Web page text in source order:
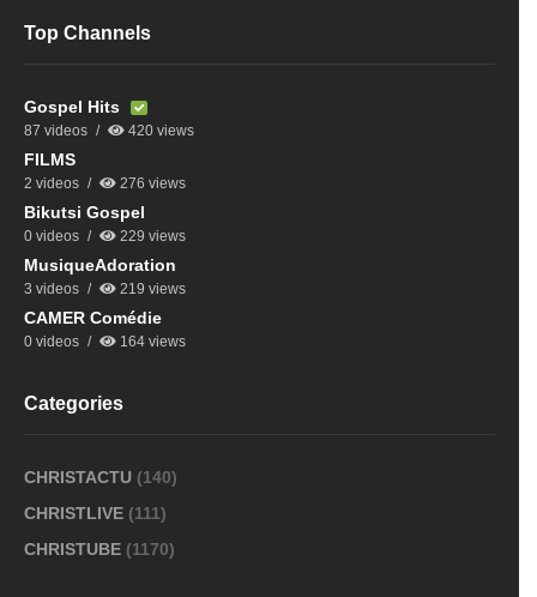
Top Channels
Gospel Hits
87 videos 420 views
FILMS
2 videos 276 views
Bikutsi Gospel
0 videos 229 views
MusiqueAdoration
3 videos 219 views
CAMER Comédie
0 videos 164 views
Categories
CHRISTACTU (140)
CHRISTLIVE (111)
CHRISTUBE (1170)